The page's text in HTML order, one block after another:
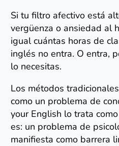
Si tu filtro afectivo está
vergüenza o ansiedad al
igual cuántas horas de
inglés no entra. O entra,
lo necesitas.
Los métodos
como un problema de
your English lo trata
es: un problema de
manifiesta como barrera